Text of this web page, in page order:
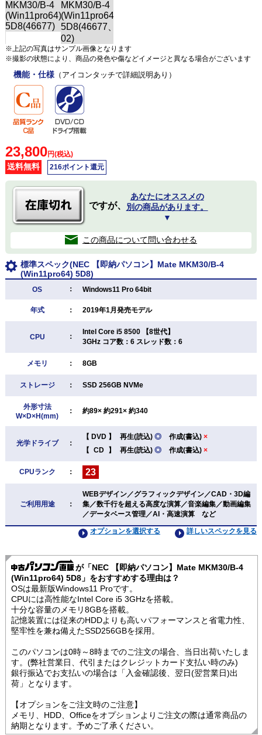
※上記の写真はサンプル画像となります
※撮影の状態により、商品の発色や傷などイメージと異なる場合がございます
機能・仕様（アイコンタッチで詳細説明あり）
23,800円(税込)
送料無料 216ポイント還元
ですが、
あなたにオススメの
別の商品があります。
▼
この商品について問い合わせる
標準スペック(NEC 【即納パソコン】Mate MKM30/B-4
(Win11pro64) 5D8)
OS ： Windows11 Pro 64bit
年式 ： 2019年1月発売モデル
CPU ：
Intel Core i5 8500 【8世代】
3GHz コア数：6 スレッド数：6
メモリ ： 8GB
ストレージ ： SSD 256GB NVMe
外形寸法
W×D×H(mm)
： 約89× 約291× 約340
光学ドライブ ：
【 DVD 】 再生(読込) ◎ 作成(書込) ×
【 CD 】 再生(読込) ◎ 作成(書込) ×
CPUランク ： 23
ご利用用途 ：
WEBデザイン／グラフィックデザイン／CAD・3D編
集／数千行を超える高度な演算／音楽編集／動画編集
／データベース管理／AI・高速演算 など
詳しいスペックを見る
オプションを選択する
が「NEC 【即納パソコン】Mate MKM30/B-4
(Win11pro64) 5D8」をおすすめする理由は？
OSは最新版Windows11 Proです。
CPUには高性能なIntel Core i5 3GHzを搭載。
十分な容量のメモリ8GBを搭載。
記憶装置には従来のHDDよりも高いパフォーマンスと省電力性、
堅牢性を兼ね備えたSSD256GBを採用。
このパソコンは0時～8時までのご注文の場合、当日出荷いたしま
す。(弊社営業日、代引またはクレジットカード支払い時のみ)
銀行振込でお支払いの場合は「入金確認後、翌日(翌営業日)出
荷」となります。
【オプションをご注文時のご注意】
メモリ、HDD、Officeをオプションよりご注文の際は通常商品の
納期となります。予めご了承ください。